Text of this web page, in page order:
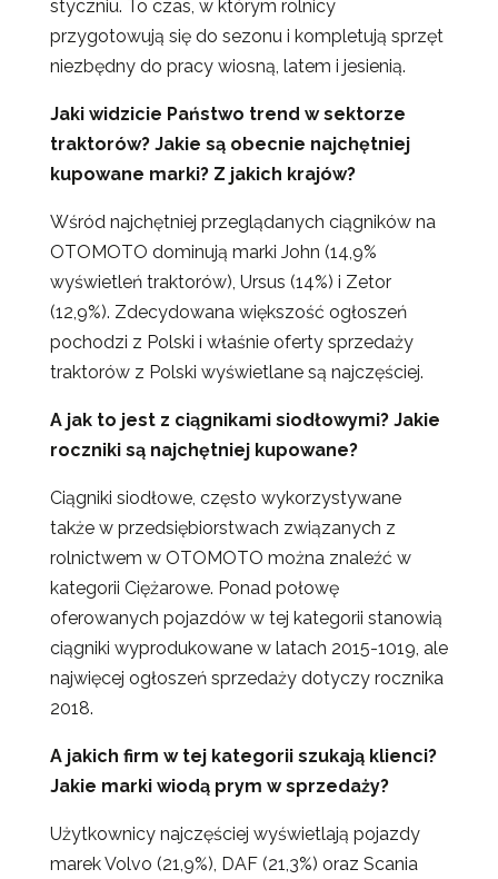
styczniu. To czas, w którym rolnicy
przygotowują się do sezonu i kompletują sprzęt
niezbędny do pracy wiosną, latem i jesienią.
Jaki widzicie Państwo trend w sektorze
traktorów? Jakie są obecnie najchętniej
kupowane marki? Z jakich krajów?
Wśród najchętniej przeglądanych ciągników na
OTOMOTO dominują marki John (14,9%
wyświetleń traktorów), Ursus (14%) i Zetor
(12,9%). Zdecydowana większość ogłoszeń
pochodzi z Polski i właśnie oferty sprzedaży
traktorów z Polski wyświetlane są najczęściej.
A jak to jest z ciągnikami siodłowymi? Jakie
roczniki są najchętniej kupowane?
Ciągniki siodłowe, często wykorzystywane
także w przedsiębiorstwach związanych z
rolnictwem w OTOMOTO można znaleźć w
kategorii Ciężarowe. Ponad połowę
oferowanych pojazdów w tej kategorii stanowią
ciągniki wyprodukowane w latach 2015-1019, ale
najwięcej ogłoszeń sprzedaży dotyczy rocznika
2018.
A jakich firm w tej kategorii szukają klienci?
Jakie marki wiodą prym w sprzedaży?
Użytkownicy najczęściej wyświetlają pojazdy
marek Volvo (21,9%), DAF (21,3%) oraz Scania